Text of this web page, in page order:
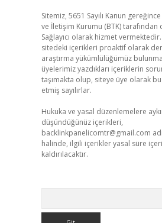
Sitemiz, 5651 Sayılı Kanun
ve İletişim Kurumu (BTK) tarafından
Sağlayıcı olarak hizmet
sitedeki içerikleri proaktif olarak
araştırma yükümlülüğümüz
üyelerimiz yazdıkları içeriklerin
taşımakta olup, siteye üye olarak
etmiş sayılırlar.
Hukuka ve yasal düzenlemelere
düşündüğünüz içerikleri,
backlinkpanelicomtr@gmail.com
halinde, ilgili içerikler yasal süre
kaldırılacaktır.